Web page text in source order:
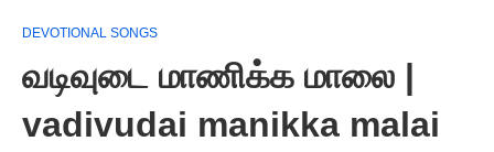
DEVOTIONAL SONGS
வடிவுடை மாணிக்க மாலை |
vadivudai manikka malai